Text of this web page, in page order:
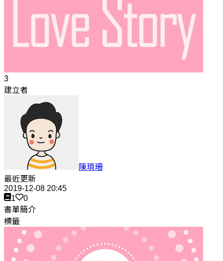
3
建立者
陳頊珊
最近更新
2019-12-08 20:45
1
0
書單簡介
標籤